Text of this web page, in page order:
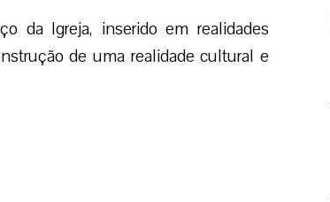
da Igreja, inserido em realidades
de uma realidade cultural e